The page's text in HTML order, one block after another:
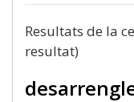
Resultats de la
resultat)